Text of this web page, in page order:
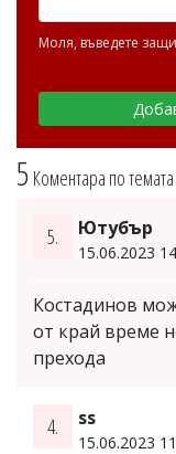
5 Коментара по темата
5. Ютубър
15.06.2023
Костадинов
от край време
прехода
4. ss
15.06.2023
Моля, въведете